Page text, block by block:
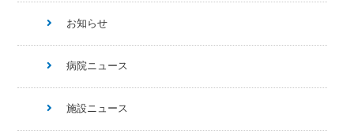
お知らせ
病院ニュース
施設ニュース